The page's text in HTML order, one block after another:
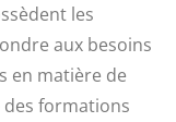
les
aux besoins
en matière de
formations